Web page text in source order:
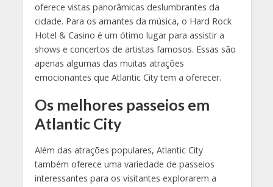
oferece vistas panorâmicas deslumbrantes da
cidade. Para os amantes da música, o Hard Rock
Hotel & Casino é um ótimo lugar para assistir a
shows e concertos de artistas famosos. Essas são
apenas algumas das muitas atrações
emocionantes que Atlantic City tem a oferecer.
Os melhores passeios em
Atlantic City
Além das atrações populares, Atlantic City
também oferece uma variedade de passeios
interessantes para os visitantes explorarem a